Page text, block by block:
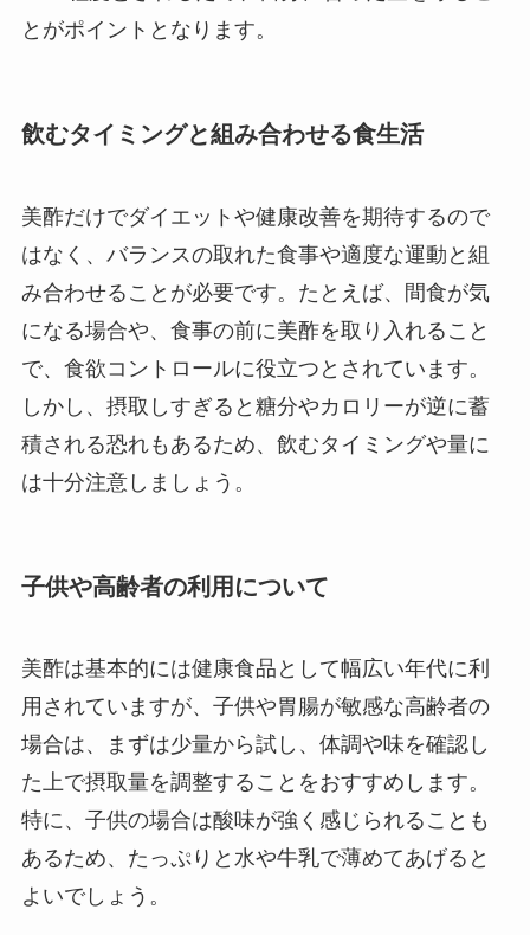
とがポイントとなります。
飲むタイミングと組み合わせる食生活
美酢だけでダイエットや健康改善を期待するので
はなく、バランスの取れた食事や適度な運動と組
み合わせることが必要です。たとえば、間食が気
になる場合や、食事の前に美酢を取り入れること
で、食欲コントロールに役立つとされています。
しかし、摂取しすぎると糖分やカロリーが逆に蓄
積される恐れもあるため、飲むタイミングや量に
は十分注意しましょう。
子供や高齢者の利用について
美酢は基本的には健康食品として幅広い年代に利
用されていますが、子供や胃腸が敏感な高齢者の
場合は、まずは少量から試し、体調や味を確認し
た上で摂取量を調整することをおすすめします。
特に、子供の場合は酸味が強く感じられることも
あるため、たっぷりと水や牛乳で薄めてあげると
よいでしょう。